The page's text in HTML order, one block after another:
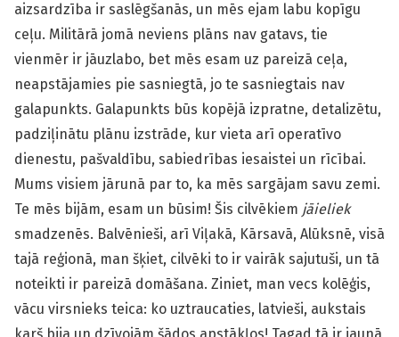
aizsardzība ir saslēgšanās, un mēs ejam labu kopīgu
ceļu. Militārā jomā neviens plāns nav gatavs, tie
vienmēr ir jāuzlabo, bet mēs esam uz pareizā ceļa,
neapstājamies pie sasniegtā, jo te sasniegtais nav
galapunkts. Galapunkts būs kopējā izpratne, detalizētu,
padziļinātu plānu izstrāde, kur vieta arī operatīvo
dienestu, pašvaldību, sabiedrības iesaistei un rīcībai.
Mums visiem jārunā par to, ka mēs sargājam savu zemi.
Te mēs bijām, esam un būsim! Šis cilvēkiem jāieliek
smadzenēs. Balvēnieši, arī Viļakā, Kārsavā, Alūksnē, visā
tajā reģionā, man šķiet, cilvēki to ir vairāk sajutuši, un tā
noteikti ir pareizā domāšana. Ziniet, man vecs kolēģis,
vācu virsnieks teica: ko uztraucaties, latvieši, aukstais